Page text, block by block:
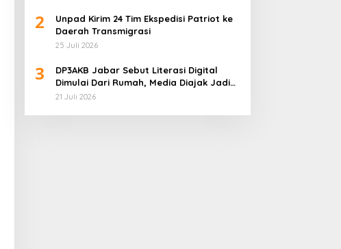
2
Unpad Kirim 24 Tim Ekspedisi Patriot ke
Daerah Transmigrasi
25 Juli 2026
3
DP3AKB Jabar Sebut Literasi Digital
Dimulai Dari Rumah, Media Diajak Jadi
Mitra Keluarga
21 Juli 2026